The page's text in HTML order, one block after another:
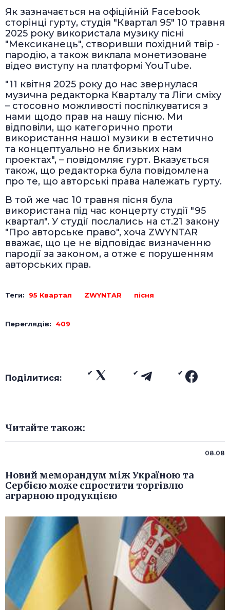
Як зазначається на офіційній Facebook
сторінці гурту, студія "Квартал 95" 10 травня
2025 року використала музику пісні
"Мексиканець", створивши похідний твір -
пародію, а також виклала монетизоване
відео виступу на платформі YouTube.
"11 квітня 2025 року до нас звернулася
музична редакторка Кварталу та Ліги сміху
– стосовно можливості поспілкуватися з
нами щодо прав на нашу пісню. Ми
відповіли, що категорично проти
використання нашої музики в естетично
та концептуально не близьких нам
проектах", – повідомляє гурт. Вказується
також, що редакторка була повідомлена
про те, що авторські права належать гурту.
В той же час 10 травня пісня була
використана під час концерту студії "95
квартал". У студії послались на ст.21 закону
"Про авторське право", хоча ZWYNTAR
вважає, що це не відповідає визначенню
пародії за законом, а отже є порушенням
авторських прав.
Теги: 95 Квартал ZWYNTAR пісня
Переглядів: 409
Поділитися:
Читайте також:
08.08
Новий меморандум між Україною та
Сербією може спростити торгівлю
аграрною продукцією